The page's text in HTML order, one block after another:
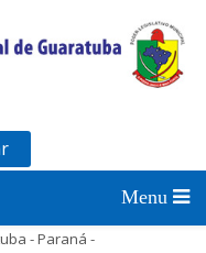
- Paraná -